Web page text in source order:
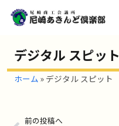
デジタル スピット
ホーム » デジタル スピット
前の投稿へ